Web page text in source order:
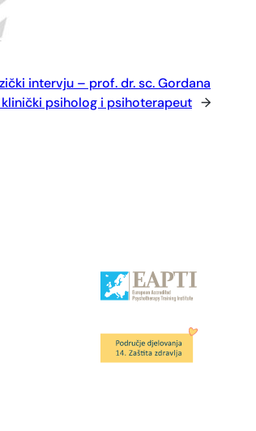
intervju – prof. dr. sc. Gordana
klinički psiholog i psihoterapeut →